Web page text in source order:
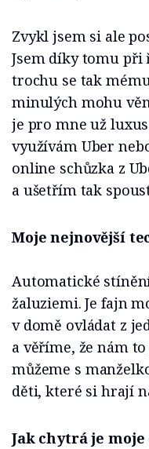
Zvykl jsem si ale
Jsem díky tomu při
trochu se tak
minulých mohu
je pro mne už
využívám Uber
online schůzka z
a ušetřím tak
Moje nejnovější
Automatické
žaluziemi. Je fajn
v domě ovládat z
a věříme, že nám
můžeme s
děti, které si hrají
Jak chytrá je moje